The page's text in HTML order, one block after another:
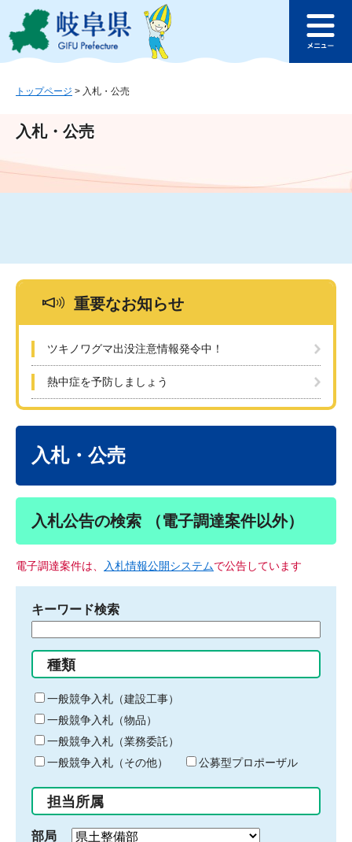
ジ
ュ
文
このページの本文へ
ュ
トップページ > 入札・公売
入札・公売
重要なお知らせ
ツキノワグマ出没注意情報発令中！
熱中症を予防しましょう
入札・公売
入札公告の検索 （電子調達案件以外）
電子調達案件は、 入札情報公開システムで公告しています
キーワード検索
る
キ
ー
ワ
ー
ド
入
力
種類
一般競争入札（建設工事）
一般競争入札（物品）
一般競争入札（業務委託）
一般競争入札（その他）
公募型プロポーザル
担当所属
部局